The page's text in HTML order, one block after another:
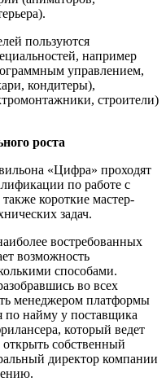
пользуются
например
управлением,
кондитеры),
строители)
роста
«Цифра» проходят
по работе с
короткие мастер-
задач.
востребованных
возможность
способами.
во всех
менеджером платформы
по найму у поставщика
который ведет
собственный
директор компании